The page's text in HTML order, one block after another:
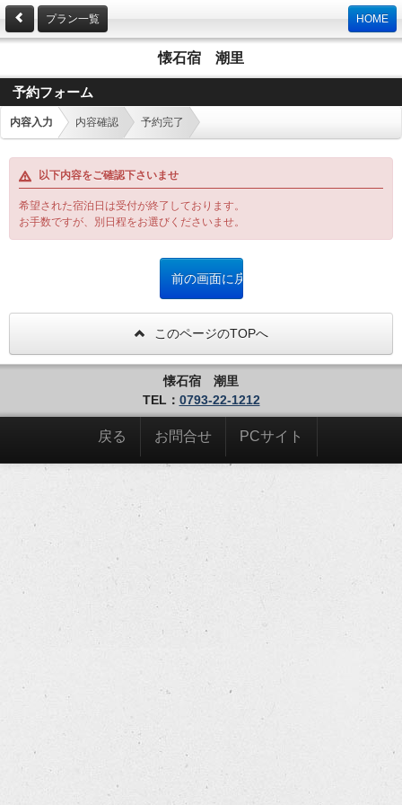
プラン一覧 HOME
懐石宿 潮里
予約フォーム
内容入力 内容確認 予約完了
以下内容をご確認下さいませ
希望された宿泊日は受付が終了しております。
お手数ですが、別日程をお選びくださいませ。
このページのTOPへ
懐石宿 潮里
TEL： 0793-22-1212
戻る お問合せ PCサイト